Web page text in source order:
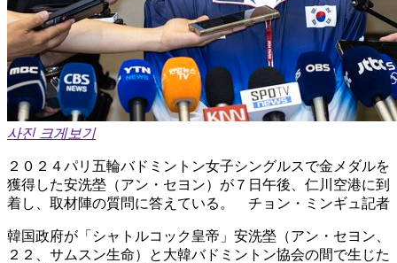
사진 크게보기
２０２４パリ五輪バドミントン女子シングルスで金メダルを
獲得した安洗塋（アン・セヨン）が７日午後、仁川空港に到
着し、取材陣の質問に答えている。 チョン・ミンギュ記者
韓国政府が「シャトルコック皇帝」安洗塋（アン・セヨン、
２２、サムスン生命）と大韓バドミントン協会の間で生じた